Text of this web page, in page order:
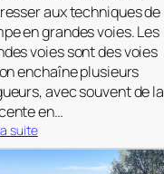
aux techniques de
en grandes voies. Les
voies sont des voies
enchaîne plusieurs
avec souvent de la
en…
suite
:
P